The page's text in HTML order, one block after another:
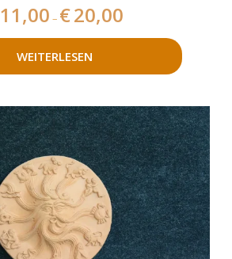
11,00 – €20,00
WEITERLESEN